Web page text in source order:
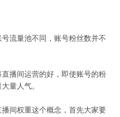
流量池不同，账号粉丝数并不
播间运营的好，即使账号的粉
量人气。
间权重这个概念，首先大家要